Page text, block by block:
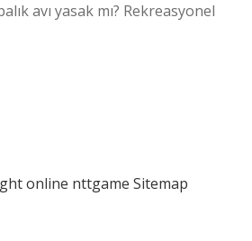
avı yasak mı? Rekreasyonel
online nttgame Sitemap